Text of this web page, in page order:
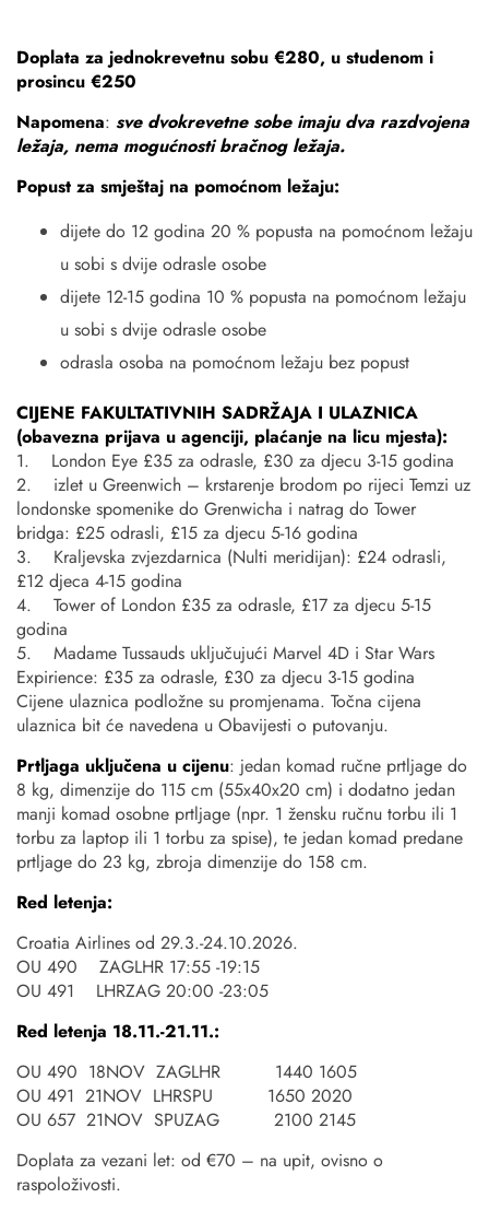
Doplata za jednokrevetnu sobu €280, u studenom i
prosincu €250
Napomena: sve dvokrevetne sobe imaju dva razdvojena
ležaja, nema mogućnosti bračnog ležaja.
Popust za smještaj na pomoćnom ležaju:
dijete do 12 godina 20 % popusta na pomoćnom ležaju
u sobi s dvije odrasle osobe
dijete 12-15 godina 10 % popusta na pomoćnom ležaju
u sobi s dvije odrasle osobe
odrasla osoba na pomoćnom ležaju bez popust
CIJENE FAKULTATIVNIH SADRŽAJA I ULAZNICA
(obavezna prijava u agenciji, plaćanje na licu mjesta):
1. London Eye £35 za odrasle, £30 za djecu 3-15 godina
2. izlet u Greenwich – krstarenje brodom po rijeci Temzi uz
londonske spomenike do Grenwicha i natrag do Tower
bridga: £25 odrasli, £15 za djecu 5-16 godina
3. Kraljevska zvjezdarnica (Nulti meridijan): £24 odrasli,
£12 djeca 4-15 godina
4. Tower of London £35 za odrasle, £17 za djecu 5-15
godina
5. Madame Tussauds uključujući Marvel 4D i Star Wars
Expirience: £35 za odrasle, £30 za djecu 3-15 godina
Cijene ulaznica podložne su promjenama. Točna cijena
ulaznica bit će navedena u Obavijesti o putovanju.
Prtljaga uključena u cijenu: jedan komad ručne prtljage do
8 kg, dimenzije do 115 cm (55x40x20 cm) i dodatno jedan
manji komad osobne prtljage (npr. 1 žensku ručnu torbu ili 1
torbu za laptop ili 1 torbu za spise), te jedan komad predane
prtljage do 23 kg, zbroja dimenzije do 158 cm.
Red letenja:
Croatia Airlines od 29.3.-24.10.2026.
OU 490 ZAGLHR 17:55 -19:15
OU 491 LHRZAG 20:00 -23:05
Red letenja 18.11.-21.11.:
OU 490 18NOV ZAGLHR 1440 1605
OU 491 21NOV LHRSPU 1650 2020
OU 657 21NOV SPUZAG 2100 2145
Doplata za vezani let: od €70 – na upit, ovisno o
raspoloživosti.